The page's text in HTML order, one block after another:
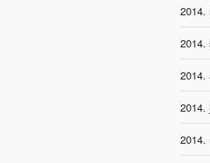
2014.
2014.
2014.
2014.
2014.